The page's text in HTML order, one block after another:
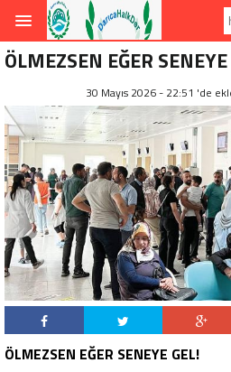
ÖLMEZSEN EĞER
30 Mayıs 2026 - 22:51 'de
ÖLMEZSEN EĞER SENEYE GEL!